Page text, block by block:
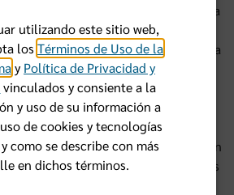
Para muchos, estamos comenzando a
social como era antes de la
otros podrían estar luchando con la
social. NuestrosCentros Florida
manera de estar cerca de otras
y virtualmente. Ofrecen clases de
físico para todos los niveles.
comunitarios en los Centros pueden
y recursos de apoyo locales
Haz clic
utilizando este sitio web,
los Términos de Uso de la
y Política de Privacidad y
vinculados y consiente a la
y uso de su información a
de cookies y tecnologías
como se describe con más
en dichos términos.